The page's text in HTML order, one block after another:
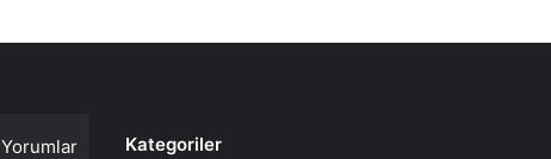
Yorumlar Kategoriler